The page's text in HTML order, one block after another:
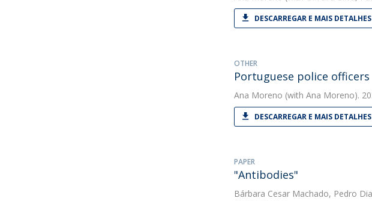
DESCARREGAR E MAIS DETALHES
OTHER
Portuguese police officers
Ana Moreno (with Ana Moreno).
DESCARREGAR E MAIS DETALHES
PAPER
"Antibodies"
Bárbara Cesar Machado, Pedro